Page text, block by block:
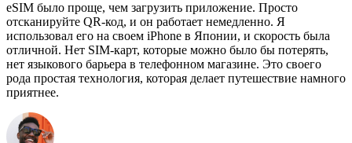
eSIM было проще, чем загрузить приложение. Просто
отсканируйте QR-код, и он работает немедленно. Я
использовал его на своем iPhone в Японии, и скорость была
отличной. Нет SIM-карт, которые можно было бы потерять,
нет языкового барьера в телефонном магазине. Это своего
рода простая технология, которая делает путешествие намного
приятнее.